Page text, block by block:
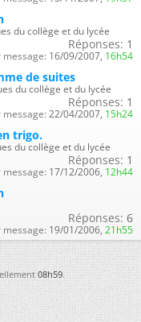
du collège et du lycée
Réponses: 1
16/09/2007, 16h54
de suites
du collège et du lycée
Réponses: 1
22/04/2007, 15h24
trigo.
du collège et du lycée
Réponses: 1
17/12/2006, 12h44
Réponses: 6
19/01/2006, 21h55
08h59.